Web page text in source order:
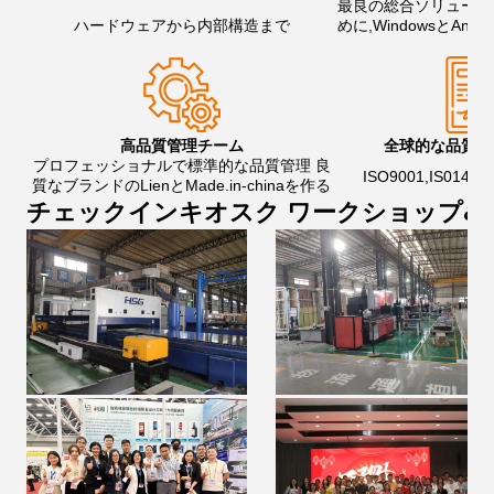
ハードウェアから内部構造まで
最良の総合ソリュー
めに,Windowsと
高品質管理チーム
全球的な品質
プロフェッショナルで標準的な品質管理 良
質なブランドのLienとMade.in-chinaを作る
チェックインキオスク ワークショップ&